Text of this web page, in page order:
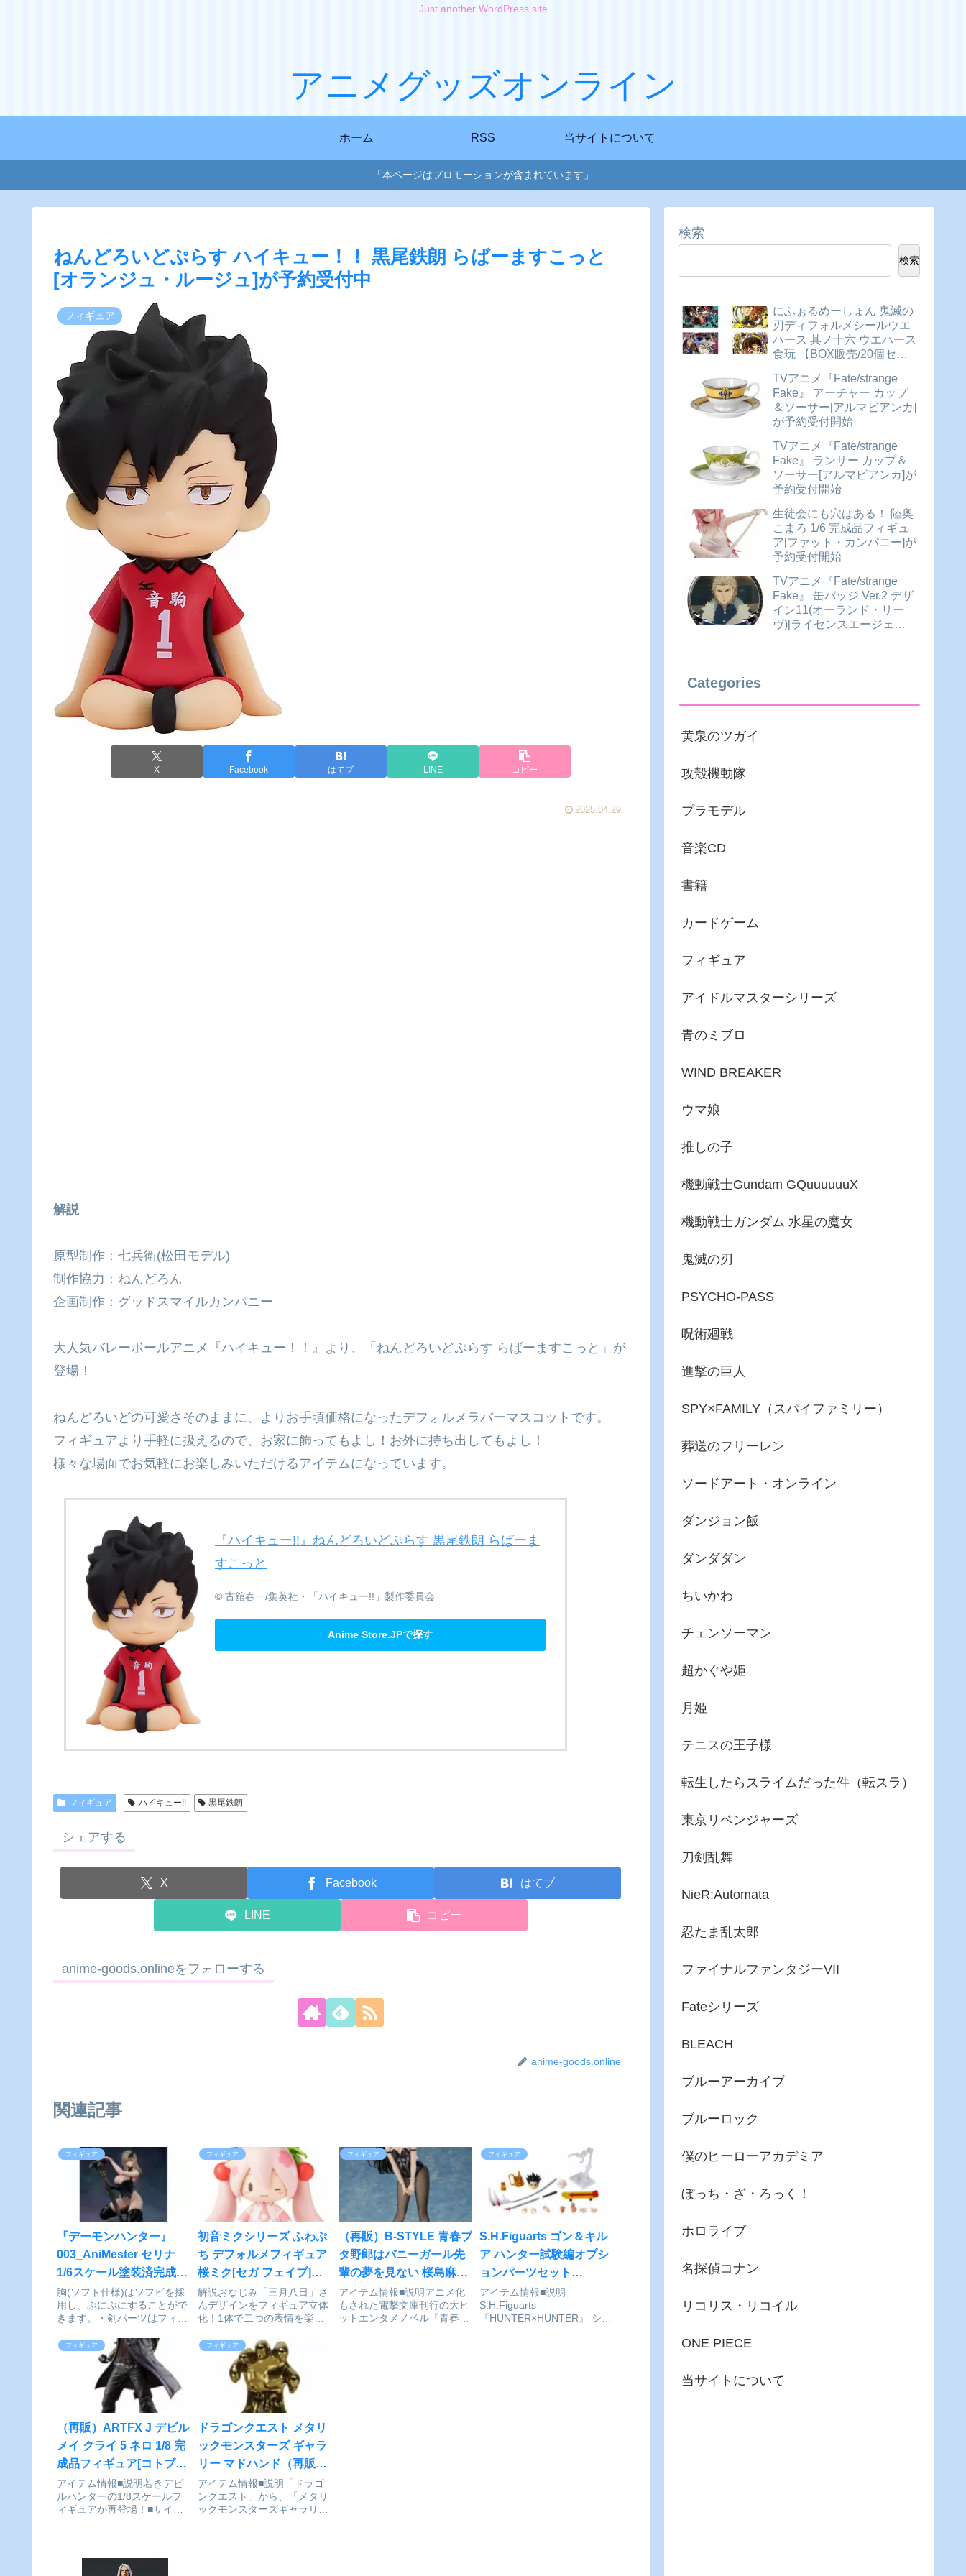
Just another WordPress site
アニメグッズオンライン
ホーム RSS 当サイトについて
「本ページはプロモーションが含まれています」
ねんどろいどぷらす ハイキュー！！ 黒尾鉄朗 らばーますこっと
[オランジュ・ルージュ]が予約受付中
フィギュア
X Facebook はてブ LINE コピー
2025.04.29
解説
原型制作：七兵衛(松田モデル)
制作協力：ねんどろん
企画制作：グッドスマイルカンパニー
大人気バレーボールアニメ『ハイキュー！！』より、「ねんどろいどぷらす らばーますこっと」が
登場！
ねんどろいどの可愛さそのままに、よりお手頃価格になったデフォルメラバーマスコットです。
フィギュアより手軽に扱えるので、お家に飾ってもよし！お外に持ち出してもよし！
様々な場面でお気軽にお楽しみいただけるアイテムになっています。
『ハイキュー!!』​ねんどろいどぷらす 黒尾鉄朗 らばーま
すこっと
© 古舘春一/集英社・「ハイキュー!!」製作委員会
Anime Store.JPで探す
フィギュア ハイキュー!! 黒尾鉄朗
シェアする
X Facebook はてブ
LINE コピー
anime-goods.onlineをフォローする
anime-goods.online
関連記事
フィギュア
『デーモンハンター』​
003_AniMester セリナ
1/6スケール塗装済完成品
フィギュアが予約受付開
始
胸(ソフト仕様)はソフビを採
用し、ぷにぷにすることがで
きます。・剣パーツはフィギ
差し替え顔パーツは追視アイ
仕様・差し替え顔パーツはボ
タン電池内蔵、磁気スイッチ
でタッチすると眼が光る。(2
つの発光モード：常時点灯モ
フィギュア
初音ミクシリーズ ふわぷ
ち デフォルメフィギュア
桜ミク[セガ フェイブ]が
予約受付中
解説おなじみ「三月八日」さ
んデザインをフィギュア立体
化！1体で二つの表情を楽し
す！『初音ミクシリーズ』​ふ
わぷち デフォルメフィギュア
桜ミク■予約受付期間：〜
2025年10月5日(日)■発売時
期：2026年4月中(...
フィギュア
（再販）B-STYLE 青春ブ
タ野郎はバニーガール先
輩の夢を見ない 桜島麻衣
バニーVer. 1/4 完成品フィ
ギュア[フリーイング]が予
約受付開始
アイテム情報■説明アニメ化
もされた電撃文庫刊行の大ヒ
ットエンタメノベル『青春ブ
フィギュア
S.H.Figuarts ゴン＆キル
ア ハンター試験編オプシ
ョンパーツセット
『HUNTER×HUNTER』
[BANDAI SPIRITS]が予
アイテム情報■説明
S.H.Figuarts
『HUNTER×HUNTER』 シリ
フィギュア
（再販）ARTFX J デビル
メイ クライ 5 ネロ 1/8 完
成品フィギュア[コトブキ
ヤ]が予約受付中
アイテム情報■説明若きデビ
ルハンターの1/8スケールフ
ィギュアが再登場！■サイズ
フィギュア
ドラゴンクエスト メタリ
ックモンスターズ ギャラ
リー マドハンド（再販）
[スクウェア・エニックス]
が予約受付開始
アイテム情報■説明「ドラゴ
ンクエスト」から、「メタリ
ックモンスターズギャラリ
検索
検索
にふぉるめーしょん 鬼滅の
刃ディフォルメシールウエ
ハース 其ノ十六 ウエハース
食玩 【BOX販売/20個セッ
TVアニメ『Fate/strange
Fake』 アーチャー カップ
＆ソーサー[アルマビアンカ]
が予約受付開始
TVアニメ『Fate/strange
Fake』 ランサー カップ＆
ソーサー[アルマビアンカ]が
予約受付開始
生徒会にも穴はある！ 陸奥
こまろ 1/6 完成品フィギュ
ア[ファット・カンパニー]が
予約受付開始
TVアニメ『Fate/strange
Fake』 缶バッジ Ver.2 デザ
イン11(オーランド・リー
ヴ)[ライセンスエージェン
Categories
黄泉のツガイ
攻殻機動隊
プラモデル
音楽CD
書籍
カードゲーム
フィギュア
アイドルマスターシリーズ
青のミブロ
WIND BREAKER
ウマ娘
推しの子
機動戦士Gundam GQuuuuuuX
機動戦士ガンダム 水星の魔女
鬼滅の刃
PSYCHO-PASS
呪術廻戦
進撃の巨人
SPY×FAMILY（スパイファミリー）
葬送のフリーレン
ソードアート・オンライン
ダンジョン飯
ダンダダン
ちいかわ
チェンソーマン
超かぐや姫
月姫
テニスの王子様
転生したらスライムだった件（転スラ）
東京リベンジャーズ
刀剣乱舞
NieR:Automata
忍たま乱太郎
ファイナルファンタジーVII
Fateシリーズ
BLEACH
ブルーアーカイブ
ブルーロック
僕のヒーローアカデミア
ぼっち・ざ・ろっく！
ホロライブ
名探偵コナン
リコリス・リコイル
ONE PIECE
当サイトについて